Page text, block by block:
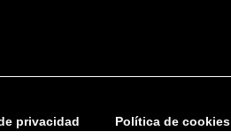
privacidad Política de cookies